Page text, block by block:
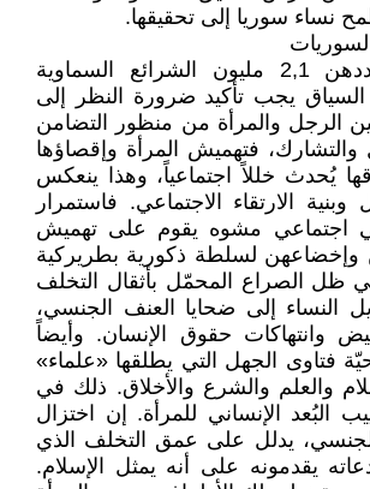
نساء سوريا إلى تحقيقها.
اللواتي تجاوز عددهن 2,1 مليون الشرائع السماوية
يجب تأكيد ضرورة النظر إلى
الرجل والمرأة من منظور التضامن
والتشارك، فتهميش المرأة وإقصاؤها
يُحدث خللاً اجتماعياً، وهذا ينعكس
وبنية الارتقاء الاجتماعي. فاستمرار
مشوه يقوم على تهميش
وإخضاعهن لسلطة ذكورية بطريركية
ظل الصراع المحمّل بأثقال التخلف
النساء إلى ضحايا العنف الجنسي،
وانتهاكات حقوق الإنسان. وأيضاً
فتاوى الجهل التي يطلقها «علماء»
والعلم والشرع والأخلاق. ذلك في
الإنساني للمرأة. إن اختزال
الجنسي، يدلل على عمق التخلف الذي
يقدمونه على أنه يمثل الإسلام.